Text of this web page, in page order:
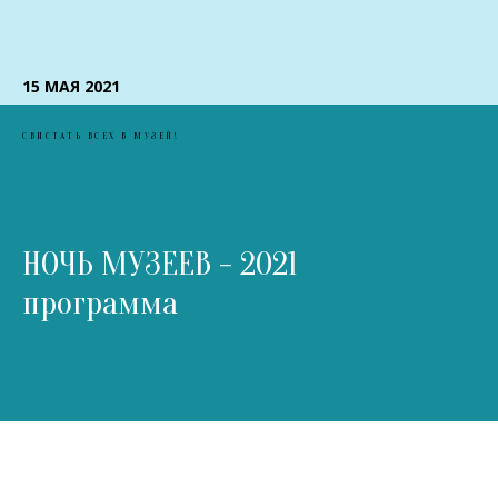
15 МАЯ 2021
СВИСТАТЬ ВСЕХ В МУЗЕЙ!
НОЧЬ МУЗЕЕВ - 2021
программа